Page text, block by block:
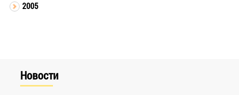
2005
Новости